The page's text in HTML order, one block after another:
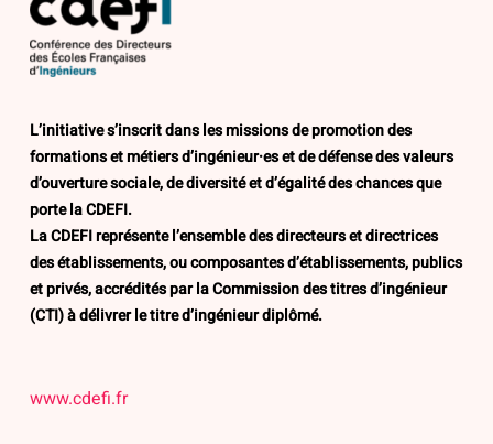
L’initiative s’inscrit dans les missions de promotion des
formations et métiers d’ingénieur·es et de défense des valeurs
d’ouverture sociale, de diversité et d’égalité des chances que
porte la CDEFI.
La CDEFI représente l’ensemble des directeurs et directrices
des établissements, ou composantes d’établissements, publics
et privés, accrédités par la Commission des titres d’ingénieur
(CTI) à délivrer le titre d’ingénieur diplômé.
www.cdefi.fr